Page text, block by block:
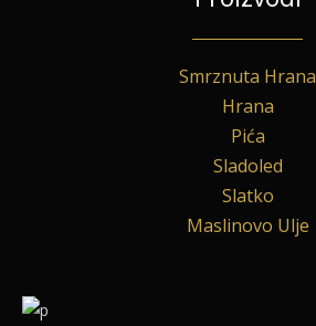
Smrznuta Hrana
Hrana
Pića
Sladoled
Slatko
Maslinovo Ulje